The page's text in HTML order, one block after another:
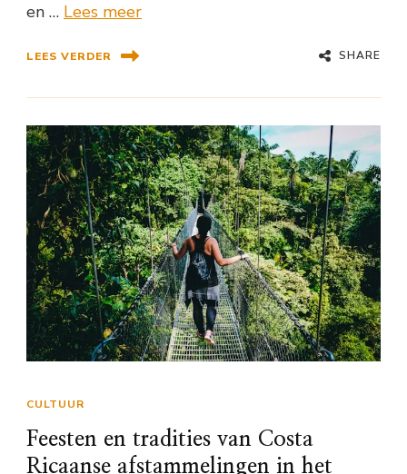
en … Lees meer
LEES VERDER SHARE
CULTUUR
Feesten en tradities van Costa
Ricaanse afstammelingen in het